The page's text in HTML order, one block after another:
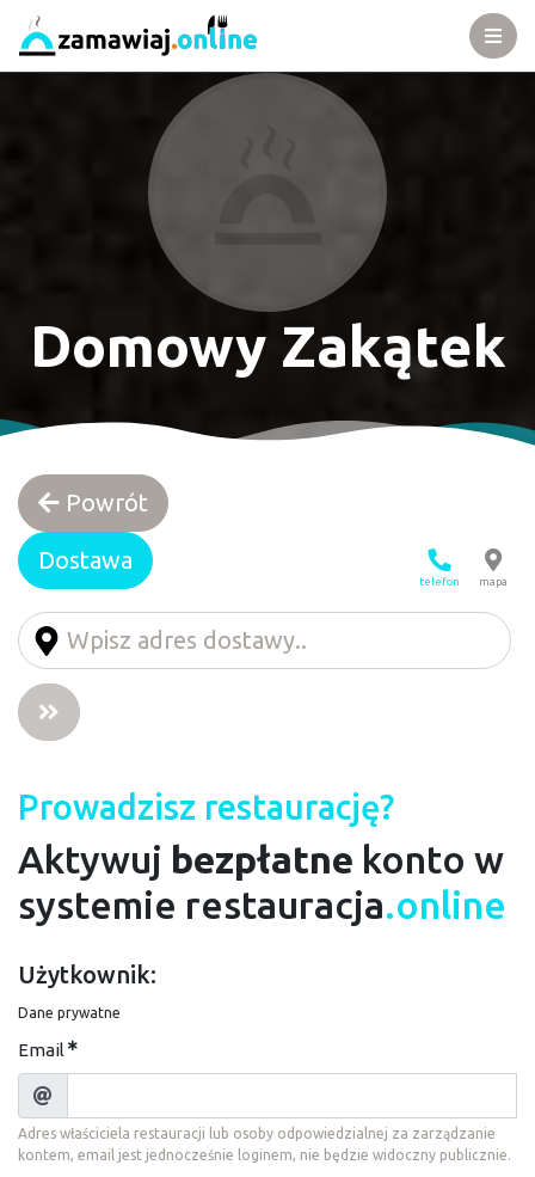
Domowy Zakątek
Powrót
telefon mapa
Dostawa
Prowadzisz restaurację?
Aktywuj bezpłatne konto w
systemie restauracja.online
Użytkownik:
Dane prywatne
Email
Adres właściciela restauracji lub osoby odpowiedzialnej za zarządzanie
kontem, email jest jednocześnie loginem, nie będzie widoczny publicznie.